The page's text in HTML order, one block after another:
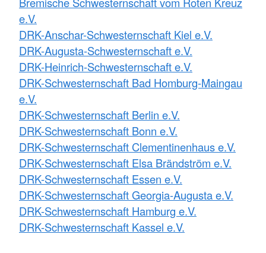
e.V.
DRK-Anschar-Schwesternschaft Kiel e.V.
DRK-Augusta-Schwesternschaft e.V.
DRK-Heinrich-Schwesternschaft e.V.
DRK-Schwesternschaft Bad Homburg-Maingau
e.V.
DRK-Schwesternschaft Berlin e.V.
DRK-Schwesternschaft Bonn e.V.
DRK-Schwesternschaft Clementinenhaus e.V.
DRK-Schwesternschaft Elsa Brändström e.V.
DRK-Schwesternschaft Essen e.V.
DRK-Schwesternschaft Georgia-Augusta e.V.
DRK-Schwesternschaft Hamburg e.V.
DRK-Schwesternschaft Kassel e.V.